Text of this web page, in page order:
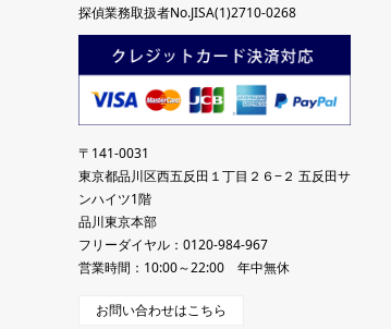
探偵業務取扱者No.JISA(1)2710-0268
〒141-0031
東京都品川区西五反田１丁目２６−２ 五反田サ
ンハイツ1階
品川東京本部
フリーダイヤル：0120-984-967
営業時間：10:00～22:00 年中無休
お問い合わせはこちら